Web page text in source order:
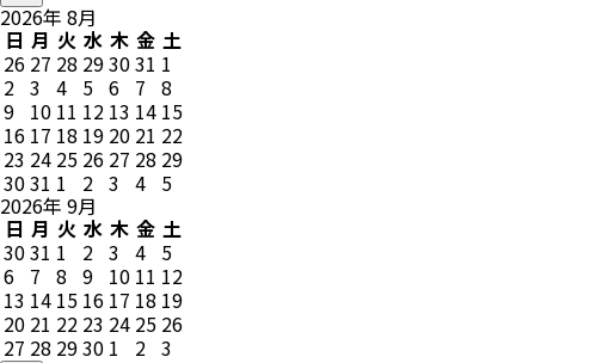
2026年 8月
日 月 火 水 木 金 土
26 27 28 293031 1
2 3 4 5 6 7 8
9 10 11 12 13 14 15
16 17 18 19 20 21 22
23 24 25 26 27 28 29
3031 1 2 3 4 5
2026年 9月
日 月 火 水 木 金 土
3031 1 2 3 4 5
6 7 8 9 10 11 12
13 14 15 16 17 18 19
20 21 22 23 24 25 26
27 28 2930 1 2 3